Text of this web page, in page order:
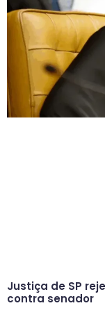
Justiça de SP
contra senador